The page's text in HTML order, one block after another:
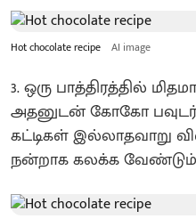
Hot chocolate recipe AI image
3. ஒரு பாத்திரத்தில்
அதனுடன் கோகோ பவுடர்
கட்டிகள் இல்லாதவாறு
நன்றாக கலக்க